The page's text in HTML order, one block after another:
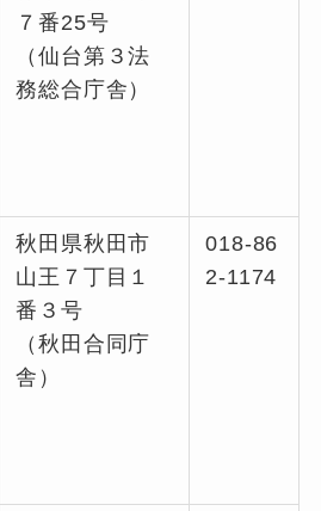
７番25号
（仙台第３法
務総合庁舎）
秋田県秋田市
山王７丁目１
番３号
（秋田合同庁
舎）
018-86
2-1174